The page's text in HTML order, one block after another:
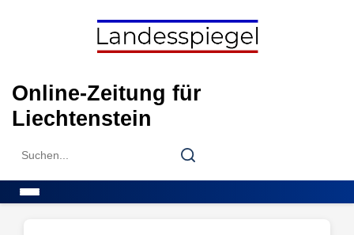
Online-Zeitung für
Liechtenstein
Search
Search